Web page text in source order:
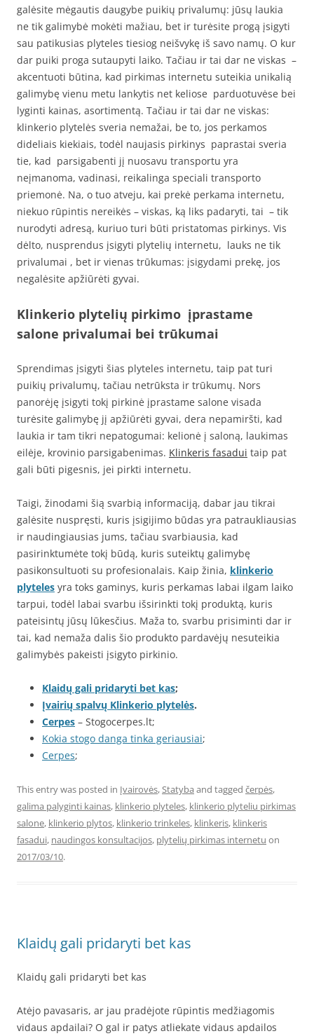
galėsite mėgautis daugybe puikių privalumų: jūsų laukia
ne tik galimybė mokėti mažiau, bet ir turėsite progą įsigyti
sau patikusias plyteles tiesiog neišvykę iš savo namų. O kur
dar puiki proga sutaupyti laiko. Tačiau ir tai dar ne viskas –
akcentuoti būtina, kad pirkimas internetu suteikia unikalią
galimybę vienu metu lankytis net keliose parduotuvėse bei
lyginti kainas, asortimentą. Tačiau ir tai dar ne viskas:
klinkerio plytelės sveria nemažai, be to, jos perkamos
dideliais kiekiais, todėl naujasis pirkinys paprastai sveria
tie, kad parsigabenti jį nuosavu transportu yra
neįmanoma, vadinasi, reikalinga speciali transporto
priemonė. Na, o tuo atveju, kai prekė perkama internetu,
niekuo rūpintis nereikės – viskas, ką liks padaryti, tai – tik
nurodyti adresą, kuriuo turi būti pristatomas pirkinys. Vis
dėlto, nusprendus įsigyti plytelių internetu, lauks ne tik
privalumai , bet ir vienas trūkumas: įsigydami prekę, jos
negalėsite apžiūrėti gyvai.
Klinkerio plytelių pirkimo įprastame
salone privalumai bei trūkumai
Sprendimas įsigyti šias plyteles internetu, taip pat turi
puikių privalumų, tačiau netrūksta ir trūkumų. Nors
panorėję įsigyti tokį pirkinė įprastame salone visada
turėsite galimybę jį apžiūrėti gyvai, dera nepamiršti, kad
laukia ir tam tikri nepatogumai: kelionė į saloną, laukimas
eilėje, krovinio parsigabenimas. Klinkeris fasadui taip pat
gali būti pigesnis, jei pirkti internetu.
Taigi, žinodami šią svarbią informaciją, dabar jau tikrai
galėsite nuspręsti, kuris įsigijimo būdas yra patraukliausias
ir naudingiausias jums, tačiau svarbiausia, kad
pasirinktumėte tokį būdą, kuris suteiktų galimybę
pasikonsultuoti su profesionalais. Kaip žinia, klinkerio
plyteles yra toks gaminys, kuris perkamas labai ilgam laiko
tarpui, todėl labai svarbu išsirinkti tokį produktą, kuris
pateisintų jūsų lūkesčius. Maža to, svarbu prisiminti dar ir
tai, kad nemaža dalis šio produkto pardavėjų nesuteikia
galimybės pakeisti įsigyto pirkinio.
Klaidų gali pridaryti bet kas;
Įvairių spalvų Klinkerio plytelės.
Cerpes – Stogocerpes.lt;
Kokia stogo danga tinka geriausiai;
Cerpes;
This entry was posted in Įvairovės,Statyba and tagged čerpės,
galima palyginti kainas, klinkerio plyteles, klinkerio plyteliu pirkimas
salone, klinkerio plytos, klinkerio trinkeles, klinkeris, klinkeris
fasadui, naudingos konsultacijos, plytelių pirkimas internetu on
2017/03/10.
Klaidų gali pridaryti bet kas
Klaidų gali pridaryti bet kas
Atėjo pavasaris, ar jau pradėjote rūpintis medžiagomis
vidaus apdailai? O gal ir patys atliekate vidaus apdailos